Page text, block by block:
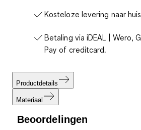
Kosteloze levering naar
Betaling via iDEAL | Wero,
Pay of creditcard.
Productdetails
Materiaal
Beoordelingen